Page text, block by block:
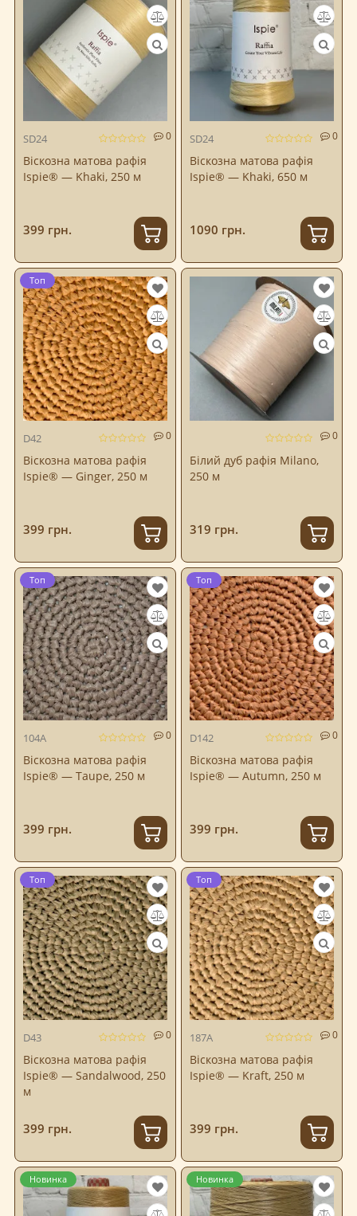
SD24 0
Віскозна матова рафія
Ispie® — Khaki, 250 м
399 грн.
SD24 0
Віскозна матова рафія
Ispie® — Khaki, 650 м
1090 грн.
D42 0
Віскозна матова рафія
Ispie® — Ginger, 250 м
Топ
399 грн.
0
Білий дуб рафія Milano,
250 м
319 грн.
104A 0
Віскозна матова рафія
Ispie® — Taupe, 250 м
Топ
399 грн.
D142 0
Віскозна матова рафія
Ispie® — Autumn, 250 м
Топ
399 грн.
D43 0
Віскозна матова рафія
Ispie® — Sandalwood, 250
м
Топ
399 грн.
187A 0
Віскозна матова рафія
Ispie® — Kraft, 250 м
Топ
399 грн.
Новинка Новинка